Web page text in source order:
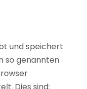
und speichert
so genannten